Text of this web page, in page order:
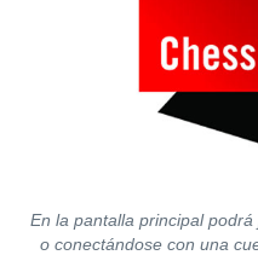
En la pantalla principal
o conectándose con una